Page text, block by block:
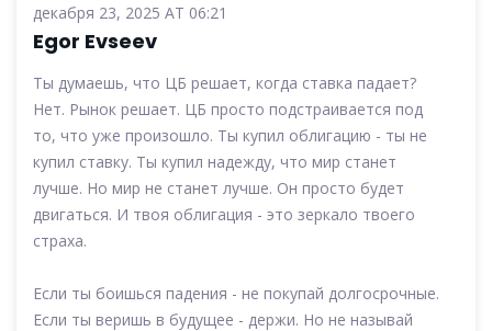
декабря 23, 2025 AT 06:21
Egor Evseev
Ты думаешь, что ЦБ решает, когда ставка падает?
Нет. Рынок решает. ЦБ просто подстраивается под
то, что уже произошло. Ты купил облигацию - ты не
купил ставку. Ты купил надежду, что мир станет
лучше. Но мир не станет лучше. Он просто будет
двигаться. И твоя облигация - это зеркало твоего
страха.
Если ты боишься падения - не покупай долгосрочные.
Если ты веришь в будущее - держи. Но не называй